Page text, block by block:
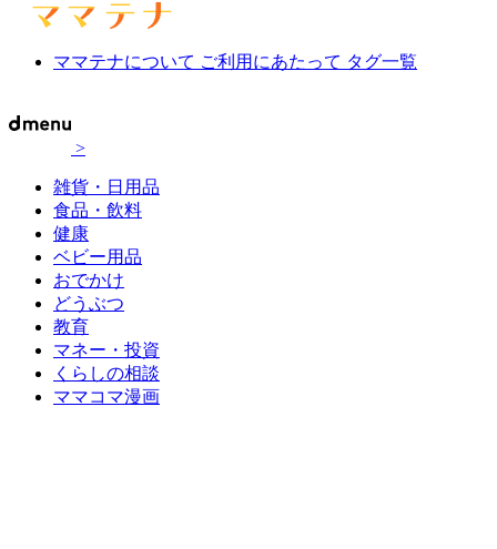
ママテナについて ご利用にあたって タグ一覧
>
雑貨・日用品
食品・飲料
健康
ベビー用品
おでかけ
どうぶつ
教育
マネー・投資
くらしの相談
ママコマ漫画